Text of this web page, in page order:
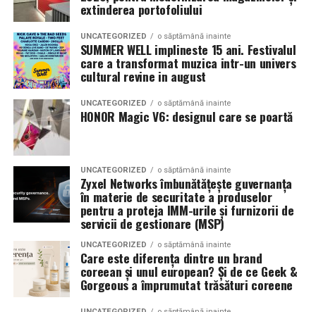
Endometrioamele și FIV — o decizie dificilă
este una dintre cele mai complexe decizii în medicina
reproductivă: la o femeie cu endometriom ovarian care
urmează FIV, operezi sau nu înainte?
Argumente pentru chistectomie preoperatorie:
Acces mai bun la foliculii ovarieni la puncție
Reducerea contaminării cu lichidul toxic din
endometriom
Îmbunătățirea mediului folicular
Argumente împotriva chistectomiei preoperatorii:
Chistectomia reduce rezerva ovariană — risc real,
mai ales pentru endometrioame bilaterale sau
recurente
alimentarea unui echipament electric de subtraversări orizontale
și a sculelor auxiliare de șantier.
Specificații tehnice principale:
Sistem de stocare: 52 kWh baterii LiFePO4
Dimensiune container transport:3 × 2,5
metri
Lungime panouri desfășurate:
liniari
Conectică: priză 220 V monofazic, priză
380 V trifazic, priză încărcare auto electric
extinderea portofoliului
UNCATEGORIZED o săptămână inainte
SUMMER WELL implineste 15 ani. Festivalul
care a transformat muzica intr-un univers
cultural revine in august
UNCATEGORIZED o săptămână inainte
HONOR Magic V6: designul care se poartă
UNCATEGORIZED o săptămână inainte
Zyxel Networks îmbunătățește guvernanța
în materie de securitate a produselor
pentru a proteja IMM-urile și furnizorii de
servicii de gestionare (MSP)
UNCATEGORIZED o săptămână inainte
Care este diferența dintre un brand
coreean și unul european? Și de ce Geek &
Gorgeous a împrumutat trăsături coreene